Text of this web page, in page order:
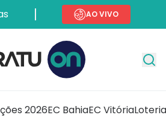
AO VIVO
2026EC BahiaEC Vitória